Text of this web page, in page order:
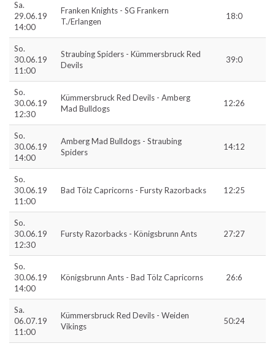
Sa.
29.06.19
14:00
Franken Knights - SG Frankern
T./Erlangen
18:0
So.
30.06.19
11:00
Straubing Spiders - Kümmersbruck Red
Devils
39:0
So.
30.06.19
12:30
Kümmersbruck Red Devils - Amberg
Mad Bulldogs
12:26
So.
30.06.19
14:00
Amberg Mad Bulldogs - Straubing
Spiders
14:12
So.
30.06.19
11:00
Bad Tölz Capricorns - Fursty Razorbacks 12:25
So.
30.06.19
12:30
Fursty Razorbacks - Königsbrunn Ants 27:27
So.
30.06.19
14:00
Königsbrunn Ants - Bad Tölz Capricorns 26:6
Sa.
06.07.19
11:00
Kümmersbruck Red Devils - Weiden
Vikings
50:24